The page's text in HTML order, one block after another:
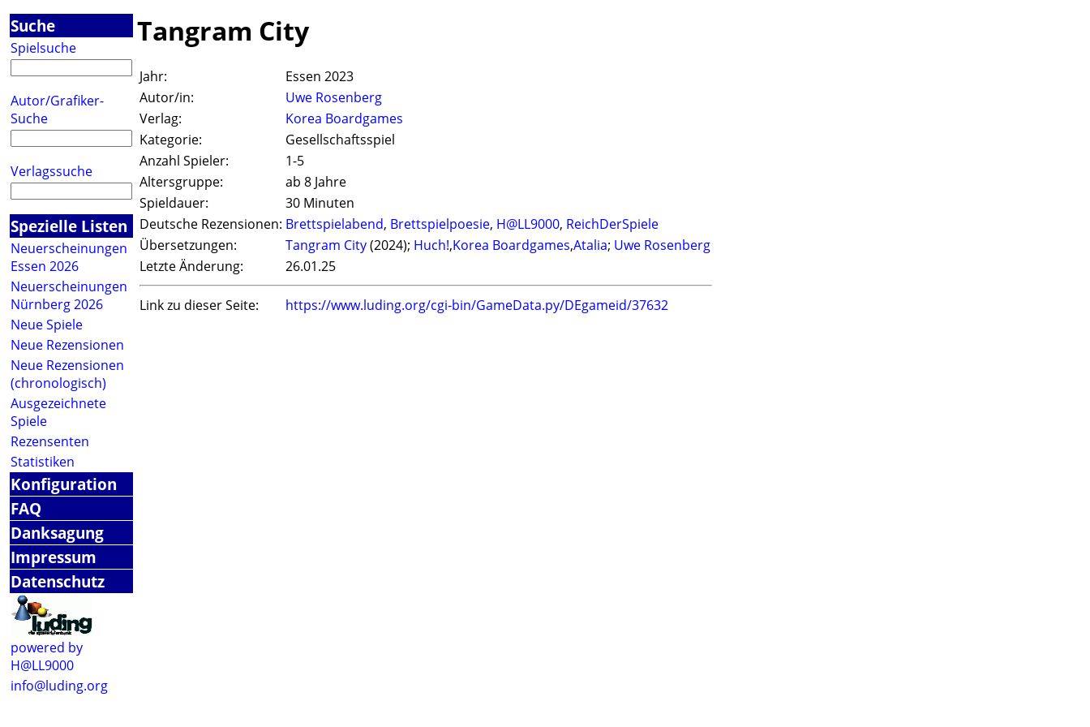
Suche
Spielsuche
Autor/Grafiker-
Suche
Verlagssuche
Spezielle Listen
Neuerscheinungen
Essen 2026
Neuerscheinungen
Nürnberg 2026
Neue Spiele
Neue Rezensionen
Neue Rezensionen
(chronologisch)
Ausgezeichnete
Spiele
Rezensenten
Statistiken
Konfiguration
FAQ
Danksagung
Impressum
Datenschutz
powered by
H@LL9000
info@luding.org
Tangram City
Jahr:
Essen 2023
Autor/in:
Uwe Rosenberg
Verlag:
Korea Boardgames
Kategorie:
Gesellschaftsspiel
Anzahl Spieler:
1-5
Altersgruppe:
ab 8 Jahre
Spieldauer:
30 Minuten
Deutsche Rezensionen: Brettspielabend, Brettspielpoesie, H@LL9000, ReichDerSpiele
Übersetzungen:
Tangram City(2024); Huch!,Korea Boardgames,Atalia; Uwe Rosenberg
Letzte Änderung:
26.01.25
Link zu dieser Seite: https://www.luding.org/cgi-bin/GameData.py/DEgameid/37632